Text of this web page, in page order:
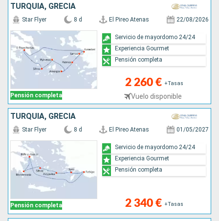
TURQUÍA, GRECIA
Pensión completa
Star Flyer 8 d El Pireo Atenas 22/08/2026
2 260 € +Tasas
Vuelo disponible
Servicio de mayordomo 24/24
Experiencia Gourmet
Pensión completa
TURQUÍA, GRECIA
Pensión completa
Star Flyer 8 d El Pireo Atenas 01/05/2027
2 340 € +Tasas
Servicio de mayordomo 24/24
Experiencia Gourmet
Pensión completa